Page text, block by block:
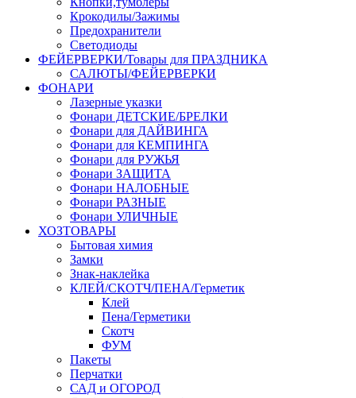
Крокодилы/Зажимы
Предохранители
Светодиоды
ФЕЙЕРВЕРКИ/Товары для ПРАЗДНИКА
САЛЮТЫ/ФЕЙЕРВЕРКИ
ФОНАРИ
Лазерные указки
Фонари ДЕТСКИЕ/БРЕЛКИ
Фонари для ДАЙВИНГА
Фонари для КЕМПИНГА
Фонари для РУЖЬЯ
Фонари ЗАЩИТА
Фонари НАЛОБНЫЕ
Фонари РАЗНЫЕ
Фонари УЛИЧНЫЕ
ХОЗТОВАРЫ
Бытовая химия
Замки
Знак-наклейка
КЛЕЙ/СКОТЧ/ПЕНА/Герметик
Клей
Пена/Герметики
Скотч
ФУМ
Пакеты
Перчатки
САД и ОГОРОД